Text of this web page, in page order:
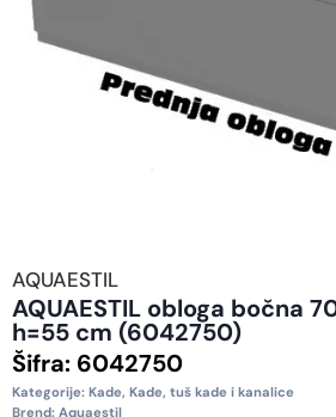
AQUAESTIL
AQUAESTIL obloga bočna
h=55 cm (6042750)
Šifra: 6042750
Kategorije: Kade, Kade, tuš kade i kanalice
Brend: Aquaestil